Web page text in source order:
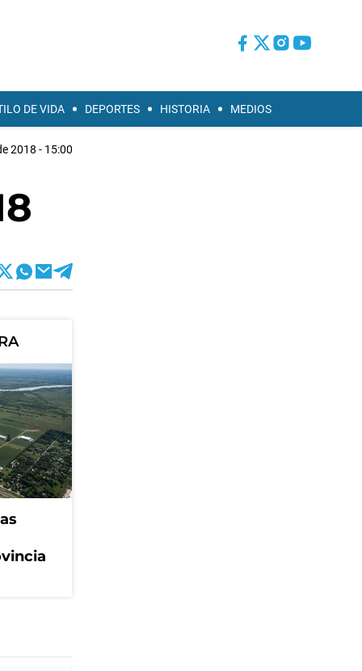
DE VIDA DEPORTES HISTORIA MEDIOS
2018 - 15:00